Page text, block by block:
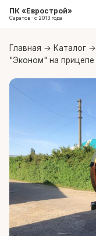
ПК «Еврострой»
Саратов · с 2013 года
Главная → Каталог →
"Эконом" на прицепе